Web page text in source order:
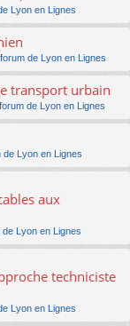
Lyon en Lignes
forum de Lyon en Lignes
transport urbain
forum de Lyon en Lignes
de Lyon en Lignes
aux
de Lyon en Lignes
techniciste
Lyon en Lignes